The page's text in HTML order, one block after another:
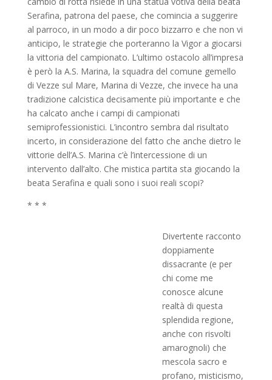
Serafina, patrona del paese, che comincia a suggerire
al parroco, in un modo a dir poco bizzarro e che non vi
anticipo, le strategie che porteranno la Vigor a giocarsi
la vittoria del campionato. L’ultimo ostacolo all’impresa
è però la A.S. Marina, la squadra del comune gemello
di Vezze sul Mare, Marina di Vezze, che invece ha una
tradizione calcistica decisamente più importante e che
ha calcato anche i campi di campionati
semiprofessionistici. L’incontro sembra dal risultato
incerto, in considerazione del fatto che anche dietro le
vittorie dell’A.S. Marina c’è l’intercessione di un
intervento dall’alto. Che mistica partita sta giocando la
beata Serafina e quali sono i suoi reali scopi?
* * *
Divertente racconto
doppiamente
dissacrante (e per
chi come me
conosce alcune
realtà di questa
splendida regione,
anche con risvolti
amarognoli) che
mescola sacro e
profano, misticismo,